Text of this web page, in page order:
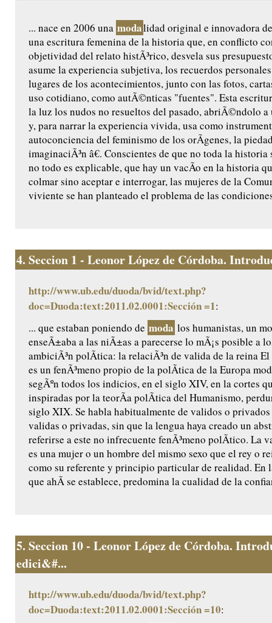
... nace en 2006 una modalidad original e innovadora
una escritura femenina de la historia que, en conflicto
objetividad del relato histÃ³rico, desvela sus
asume la experiencia subjetiva, los recuerdos
lugares de los acontecimientos, junto con las fotos,
uso cotidiano, como autÃ©nticas "fuentes". Esta
la luz los nudos no resueltos del pasado, abriÃ©ndolo a
y, para narrar la experiencia vivida, usa como
autoconciencia del feminismo de los orÃ­genes, la
imaginaciÃ³n â€. Conscientes de que no toda la historia
no todo es explicable, que hay un vacÃ­o en la historia
colmar sino aceptar e interrogar, las mujeres de la
viviente se han planteado el problema de las
4. Seccion 1 - Leonor López de Córdoba.
http://www.ub.edu/duoda/bvid/text.php?
doc=Duoda:text:2011.02.0001:Sección =1:
... que estaban poniendo de moda los humanistas, un
enseÃ±aba a las niÃ±as a parecerse lo mÃ¡s posible a
ambiciÃ³n polÃ­tica: la relaciÃ³n de valida de la reina
es un fenÃ³meno propio de la polÃ­tica de la Europa
segÃºn todos los indicios, en el siglo XIV, en la cortes
inspiradas por la teorÃ­a polÃ­tica del Humanismo,
siglo XIX. Se habla habitualmente de validos o privados
validas o privadas, sin que la lengua haya creado un
referirse a este no infrecuente fenÃ³meno polÃ­tico. La
es una mujer o un hombre del mismo sexo que el rey o
como su referente y principio particular de realidad. En
que ahÃ­ se establece, predomina la cualidad de la
5. Seccion 10 - Leonor López de Córdoba.
edici&#...
http://www.ub.edu/duoda/bvid/text.php?
doc=Duoda:text:2011.02.0001:Sección =10: